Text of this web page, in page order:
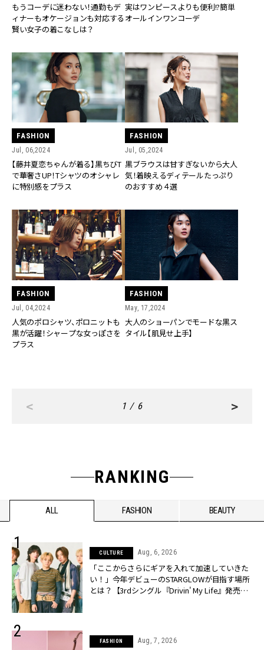
もうコーデに迷わない！通勤もデ
ィナーもオケージョンも対応する
賢い女子の着こなしは？
実はワンピースよりも便利!?簡単
オールインワンコーデ
FASHION
Jul, 06,2024
【藤井夏恋ちゃんが着る】黒ちびT
で華奢さUP！Tシャツのオシャレ
に特別感をプラス
FASHION
Jul, 05,2024
黒ブラウスは甘すぎないから大人
気！着映えるディテールたっぷり
のおすすめ４選
FASHION
Jul, 04,2024
人気のポロシャツ、ポロニットも
黒が活躍！シャープな女っぽさを
プラス
FASHION
May, 17,2024
大人のショーパンでモードな黒ス
タイル【肌見せ上手】
< 1 / 6 >
RANKING
ALL FASHION BEAUTY
CULTURE Aug, 6, 2026
「ここからさらにギアを入れて加速していきた
い！」今年デビューのSTARGLOWが目指す場所
とは？【3rdシングル『Drivin' My Life』発売】 |
FASHION Aug, 7, 2026